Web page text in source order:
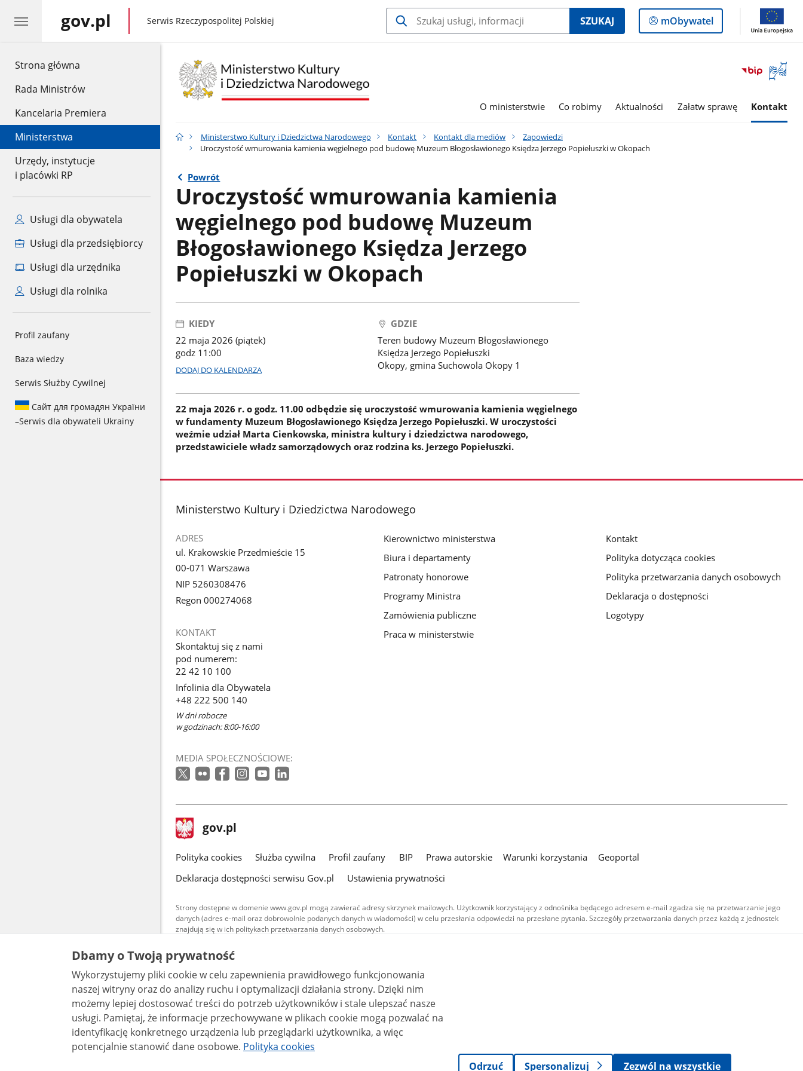
Strona główna
Rada Ministrów
Kancelaria Premiera
Ministerstwa
Urzędy, instytucje
i placówki RP
Usługi dla obywatela
Usługi dla przedsiębiorcy
Usługi dla urzędnika
Usługi dla rolnika
Profil zaufany
Baza wiedzy
Serwis Służby Cywilnej
Сайт для громадян України
–Serwis dla obywateli Ukrainy
gov.pl gov.pl
Serwis Rzeczypospolitej Polskiej SZUKAJ
Logowanie
do
mObywatel
Otwórz
okno
O ministerstwie Co robimy Aktualności Załatw sprawę Kontakt
Ministerstwo Kultury i Dziedzictwa Narodowego Kontakt Kontakt dla mediów
Zapowiedzi
Uroczystość wmurowania kamienia węgielnego pod budowę Muzeum Błogosławionego Księdza Jerzego Popiełuszki w Okopach
Powrót
Uroczystość wmurowania kamienia
węgielnego pod budowę Muzeum
Błogosławionego Księdza Jerzego
Popiełuszki w Okopach
KIEDY
22 maja 2026 (piątek)
godz 11:00
DODAJ DO KALENDARZA
GDZIE
Teren budowy Muzeum Błogosławionego
Księdza Jerzego Popiełuszki
Okopy, gmina Suchowola Okopy 1
22 maja 2026 r. o godz. 11.00 odbędzie się uroczystość wmurowania kamienia węgielnego
w fundamenty Muzeum Błogosławionego Księdza Jerzego Popiełuszki. W uroczystości
weźmie udział Marta Cienkowska, ministra kultury i dziedzictwa narodowego,
przedstawiciele władz samorządowych oraz rodzina ks. Jerzego Popiełuszki.
stopka
Ministerstwo Kultury i Dziedzictwa Narodowego
ADRES
ul. Krakowskie Przedmieście 15
00-071 Warszawa
NIP 5260308476
Regon 000274068
KONTAKT
Skontaktuj się z nami
pod numerem:
22 42 10 100
Infolinia dla Obywatela
+48 222 500 140
W dni robocze
w godzinach: 8:00-16:00
MEDIA SPOŁECZNOŚCIOWE:
Kierownictwo ministerstwa
Biura i departamenty
Patronaty honorowe
Programy Ministra
Zamówienia publiczne
Praca w ministerstwie
Kontakt
Polityka dotycząca cookies
Polityka przetwarzania danych osobowych
Deklaracja o dostępności
Logotypy
stopka
gov.pl Strona
gov.pl
gov.pl
Polityka cookies Służba cywilna Profil zaufany BIP Prawa autorskie Warunki korzystania
Geoportal
Deklaracja dostępności serwisu Gov.pl
Ustawienia prywatności
Strony dostępne w domenie www.gov.pl mogą zawierać adresy skrzynek mailowych. Użytkownik korzystający z odnośnika będącego adresem e-mail zgadza się na przetwarzanie jego
danych (adres e-mail oraz dobrowolnie podanych danych w wiadomości) w celu przesłania odpowiedzi na przesłane pytania. Szczegóły przetwarzania danych przez każdą z jednostek
znajdują się w ich politykach przetwarzania danych osobowych.
Treści tekstowe publikowane w serwisie (z wyłączeniem treści audiowizualnych), są
udostępniane na licencji typu Creative Commons: uznanie autorstwa - na tych samych
warunkach 4.0 (CC BY-SA 4.0). Materiały audiowizualne, w tym zdjęcia, materiały audio i wideo,
są udostępniane na licencji typu Creative Commons: uznanie autorstwa użycie niekomercyjne -
bez utworów zależnych 4.0 (CC BY-NC-ND 4.0), o ile nie jest to stwierdzone inaczej.
Dbamy o Twoją prywatność
Wykorzystujemy pliki cookie w celu zapewnienia prawidłowego funkcjonowania
naszej witryny oraz do analizy ruchu i optymalizacji działania strony. Dzięki nim
możemy lepiej dostosować treści do potrzeb użytkowników i stale ulepszać nasze
usługi. Pamiętaj, że informacje przechowywane w plikach cookie mogą pozwalać na
identyfikację konkretnego urządzenia lub przeglądarki użytkownika, a więc
potencjalnie stanowić dane osobowe. Polityka cookies
Odrzuć
Spersonalizuj Zezwól na wszystkie